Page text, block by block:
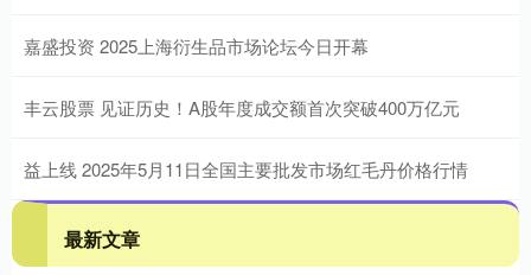
嘉盛投资 2025上海衍生品市场论坛今日开幕
丰云股票 见证历史！A股年度成交额首次突破400万亿元
益上线 2025年5月11日全国主要批发市场红毛丹价格行情
最新文章